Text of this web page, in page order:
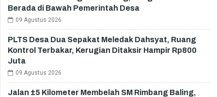
Berada di Bawah Pemerintah Desa
09 Agustus 2026
PLTS Desa Dua Sepakat Meledak Dahsyat, Ruang
Kontrol Terbakar, Kerugian Ditaksir Hampir Rp800
Juta
09 Agustus 2026
Jalan ±5 Kilometer Membelah SM Rimbang Baling,